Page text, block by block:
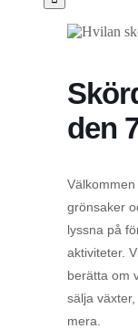
den
grönsaker
lyssna på
aktiviteter.
berätta om
sälja
mera.